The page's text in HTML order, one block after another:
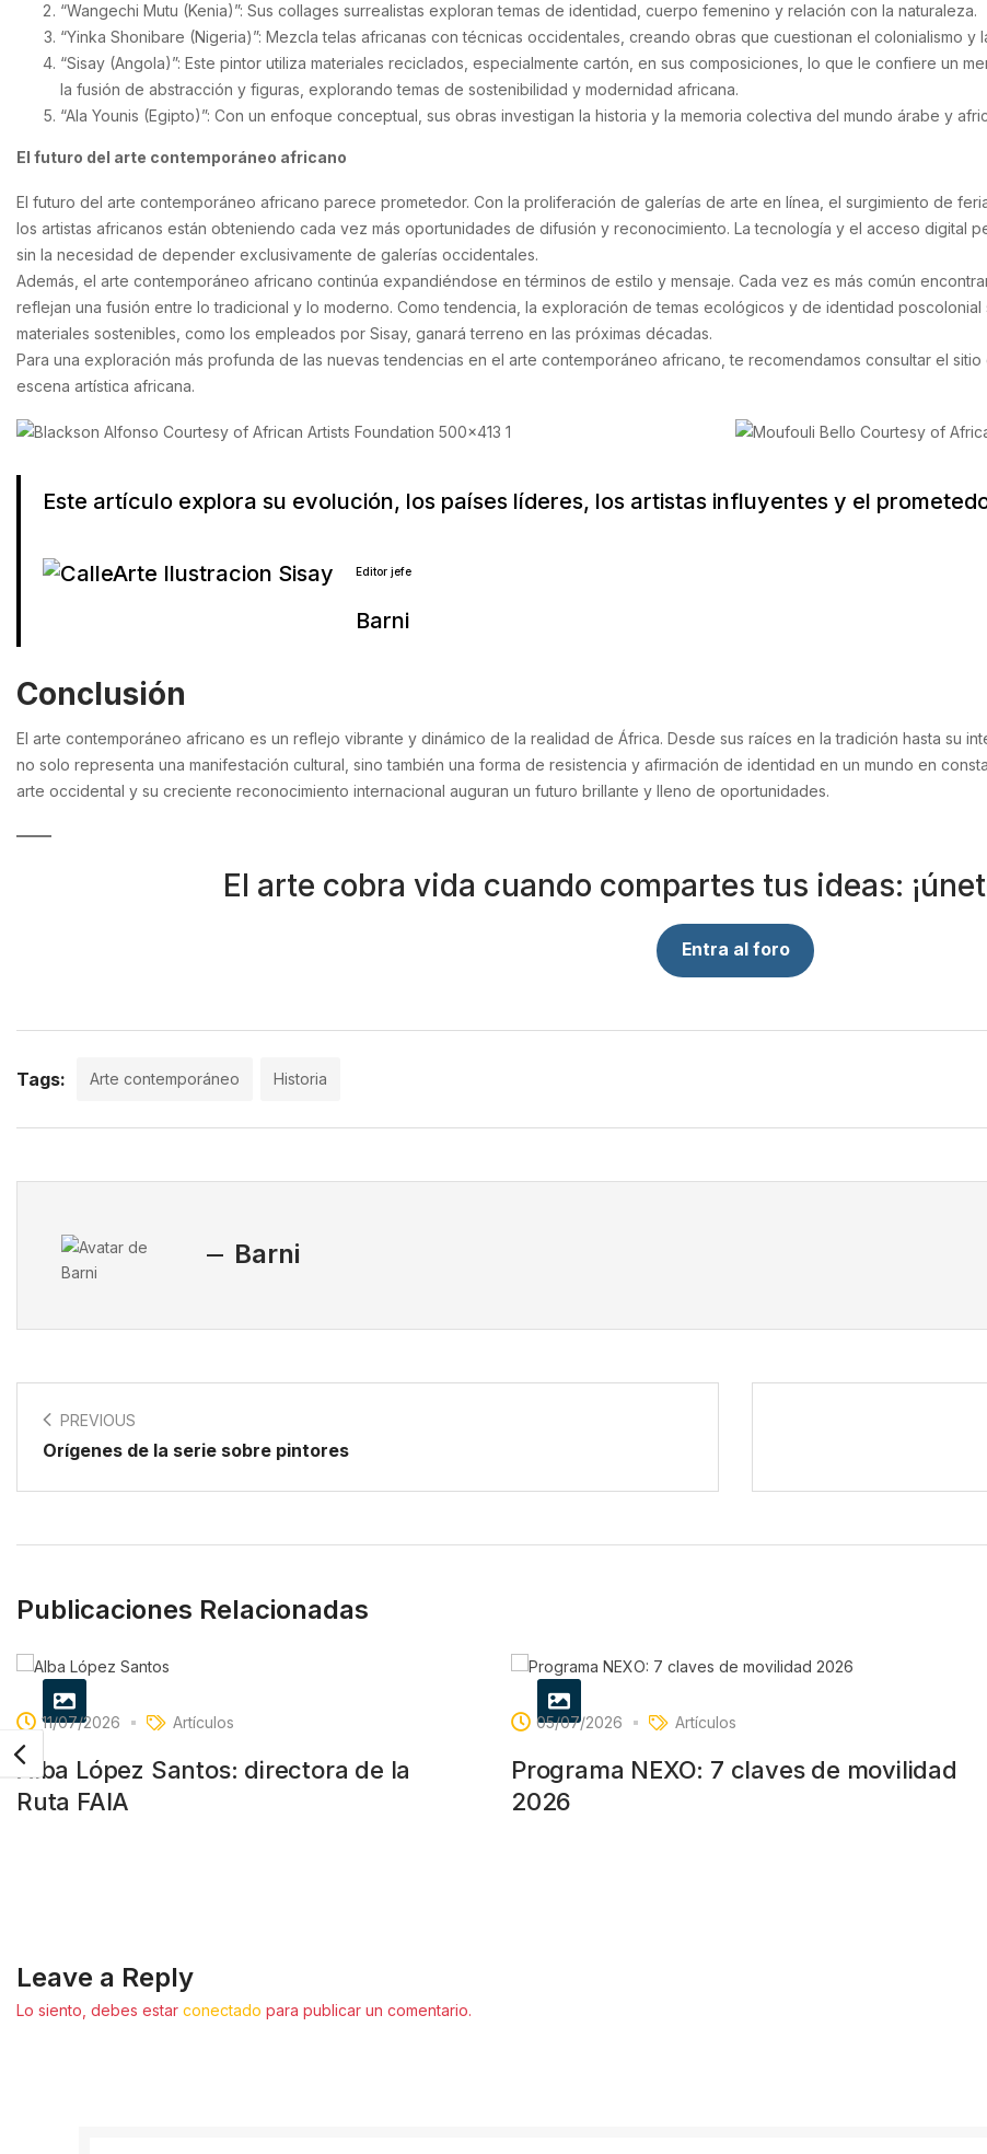
“Wangechi Mutu (Kenia)”: Sus collages surrealistas exploran temas de identidad, cuerpo femenino y relación con la naturaleza.
“Yinka Shonibare (Nigeria)”: Mezcla telas africanas con técnicas occidentales, creando obras que cuestionan el colonialismo y
“Sisay (Angola)”: Este pintor utiliza materiales reciclados, especialmente cartón, en sus composiciones, lo que le confiere un
la fusión de abstracción y figuras, explorando temas de sostenibilidad y modernidad africana.
“Ala Younis (Egipto)”: Con un enfoque conceptual, sus obras investigan la historia y la memoria colectiva del mundo árabe y
El futuro del arte contemporáneo africano
El futuro del arte contemporáneo africano parece prometedor. Con la proliferación de galerías de arte en línea, el surgimiento de
los artistas africanos están obteniendo cada vez más oportunidades de difusión y reconocimiento. La tecnología y el acceso digital
sin la necesidad de depender exclusivamente de galerías occidentales.
Además, el arte contemporáneo africano continúa expandiéndose en términos de estilo y mensaje. Cada vez es más común
reflejan una fusión entre lo tradicional y lo moderno. Como tendencia, la exploración de temas ecológicos y de identidad
materiales sostenibles, como los empleados por Sisay, ganará terreno en las próximas décadas.
Para una exploración más profunda de las nuevas tendencias en el arte contemporáneo africano, te recomendamos consultar el sitio
escena artística africana.
Este artículo explora su evolución, los países líderes, los artistas influyentes y el
Editor jefe
Barni
Conclusión
El arte contemporáneo africano es un reflejo vibrante y dinámico de la realidad de África. Desde sus raíces en la tradición hasta su
no solo representa una manifestación cultural, sino también una forma de resistencia y afirmación de identidad en un mundo en
arte occidental y su creciente reconocimiento internacional auguran un futuro brillante y lleno de oportunidades.
El arte cobra vida cuando compartes tus ideas:
Entra al foro
Tags: Arte contemporáneo Historia
Barni
PREVIOUS
Orígenes de la serie sobre pintores
Publicaciones Relacionadas
11/07/2026 Artículos
Alba López Santos: directora de la
Ruta FAIA
05/07/2026 Artículos
Programa NEXO: 7 claves de movilidad
2026
Leave a Reply
Lo siento, debes estar conectado para publicar un comentario.